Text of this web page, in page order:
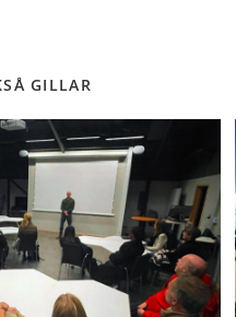
GILLAR